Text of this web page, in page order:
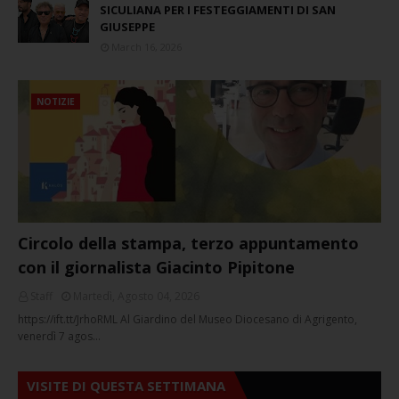
SICULIANA PER I FESTEGGIAMENTI DI SAN
GIUSEPPE
NOTIZIE
Circolo della stampa, terzo appuntamento
con il giornalista Giacinto Pipitone
https://ift.tt/JrhoRML Al Giardino del Museo Diocesano di Agrigento,
venerdì 7 agos…
VISITE DI QUESTA SETTIMANA